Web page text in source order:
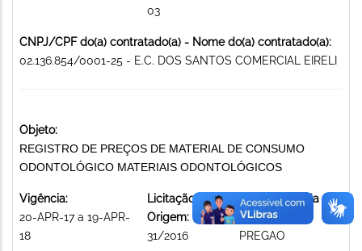
03
CNPJ/CPF do(a) contratado(a) - Nome do(a) contratado(a):
02.136.854/0001-25 - E.C. DOS SANTOS COMERCIAL EIRELI
Objeto:
REGISTRO DE PREÇOS DE MATERIAL DE CONSUMO
ODONTOLÓGICO MATERIAIS ODONTOLÓGICOS
Vigência:
20-APR-17 a 19-APR-
18
Licitação de
Origem:
31/2016
Modalidade da
licitação:
PREGAO